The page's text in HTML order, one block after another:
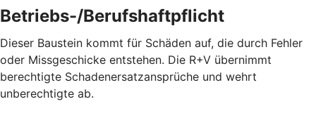
Betriebs-/Berufshaftpflicht
Dieser Baustein kommt für Schäden auf, die durch Fehler
oder Missgeschicke entstehen. Die R+V übernimmt
berechtigte Schadenersatzansprüche und wehrt
unberechtigte ab.